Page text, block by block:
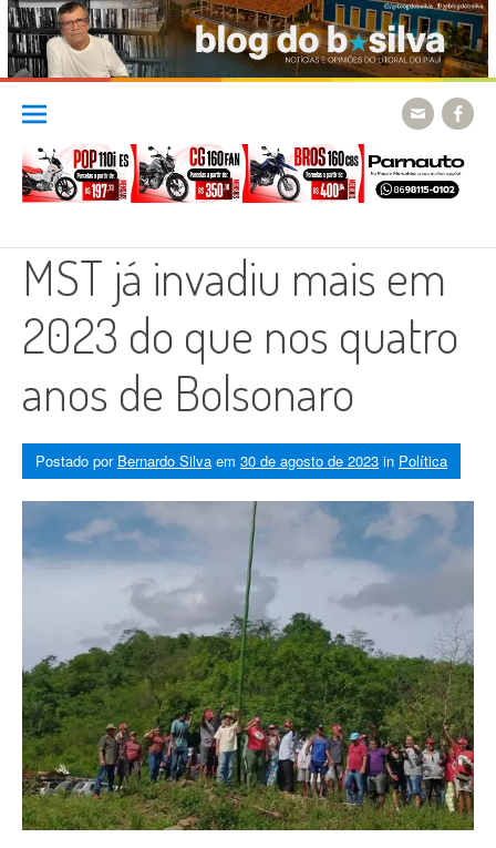
Skip
content
MST já invadiu mais em
2023 do que nos quatro
anos de Bolsonaro
Postado por Bernardo Silva em 30 de agosto de 2023 in Política